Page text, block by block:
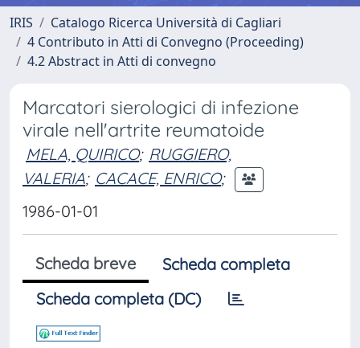
IRIS
Catalogo Ricerca Università di Cagliari
4 Contributo in Atti di Convegno (Proceeding)
4.2 Abstract in Atti di convegno
Marcatori sierologici di infezione
virale nell'artrite reumatoide
MELA, QUIRICO; RUGGIERO,
VALERIA; CACACE, ENRICO;
1986-01-01
Scheda breve
Scheda completa
Scheda completa (DC)